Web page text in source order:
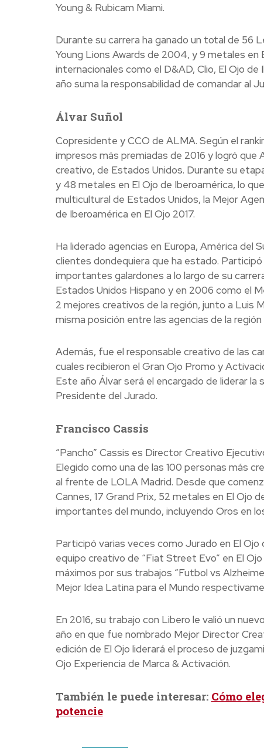
Young & Rubicam Miami.
Durante su carrera ha ganado un total de 56
Young Lions Awards de 2004, y 9 metales
internacionales como el D&AD, Clio, El Ojo
año suma la responsabilidad de comandar al
Álvar Suñol
Copresidente y CCO de ALMA. Según el
impresos más premiadas de 2016 y logró que
creativo, de Estados Unidos. Durante su
y 48 metales en El Ojo de Iberoamérica, lo
multicultural de Estados Unidos, la Mejor
de Iberoamérica en El Ojo 2017.
Ha liderado agencias en Europa, América del
clientes dondequiera que ha estado.
importantes galardones a lo largo de su
Estados Unidos Hispano y en 2006 como el
2 mejores creativos de la región, junto a Luis
misma posición entre las agencias de la región
Además, fue el responsable creativo de las
cuales recibieron el Gran Ojo Promo y
Este año Álvar será el encargado de liderar
Presidente del Jurado.
Francisco Cassis
“Pancho” Cassis es Director Creativo
Elegido como una de las 100 personas más
al frente de LOLA Madrid. Desde que
Cannes, 17 Grand Prix, 52 metales en El Ojo
importantes del mundo, incluyendo Oros en
Participó varias veces como Jurado en El
equipo creativo de “Fiat Street Evo” en El
máximos por sus trabajos “Futbol vs
Mejor Idea Latina para el Mundo
En 2016, su trabajo con Libero le valió un
año en que fue nombrado Mejor Director
edición de El Ojo liderará el proceso de
Ojo Experiencia de Marca & Activación.
También le puede interesar: Cómo
potencie